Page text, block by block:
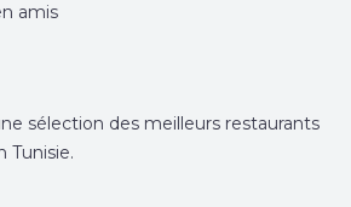
amis
sélection des meilleurs restaurants
Tunisie.